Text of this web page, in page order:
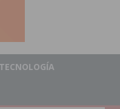
TECNOLOGÍA